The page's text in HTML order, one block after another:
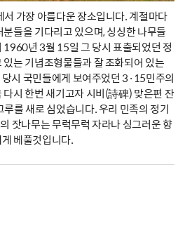
가장 아름다운 장소입니다. 계절마다
들을 기다리고 있으며, 싱싱한 나무들
년 3월 15일 그 당시 표출되었던 정
는 기념조형물들과 잘 조화되어 있는
시 국민들에게 보여주었던 3·15민주의
시 한번 새기고자 시비(詩碑) 맞은편 잔
를 새로 심었습니다. 우리 민족의 정기
잣나무는 무럭무럭 자라나 싱그러운 향
베풀것입니다.